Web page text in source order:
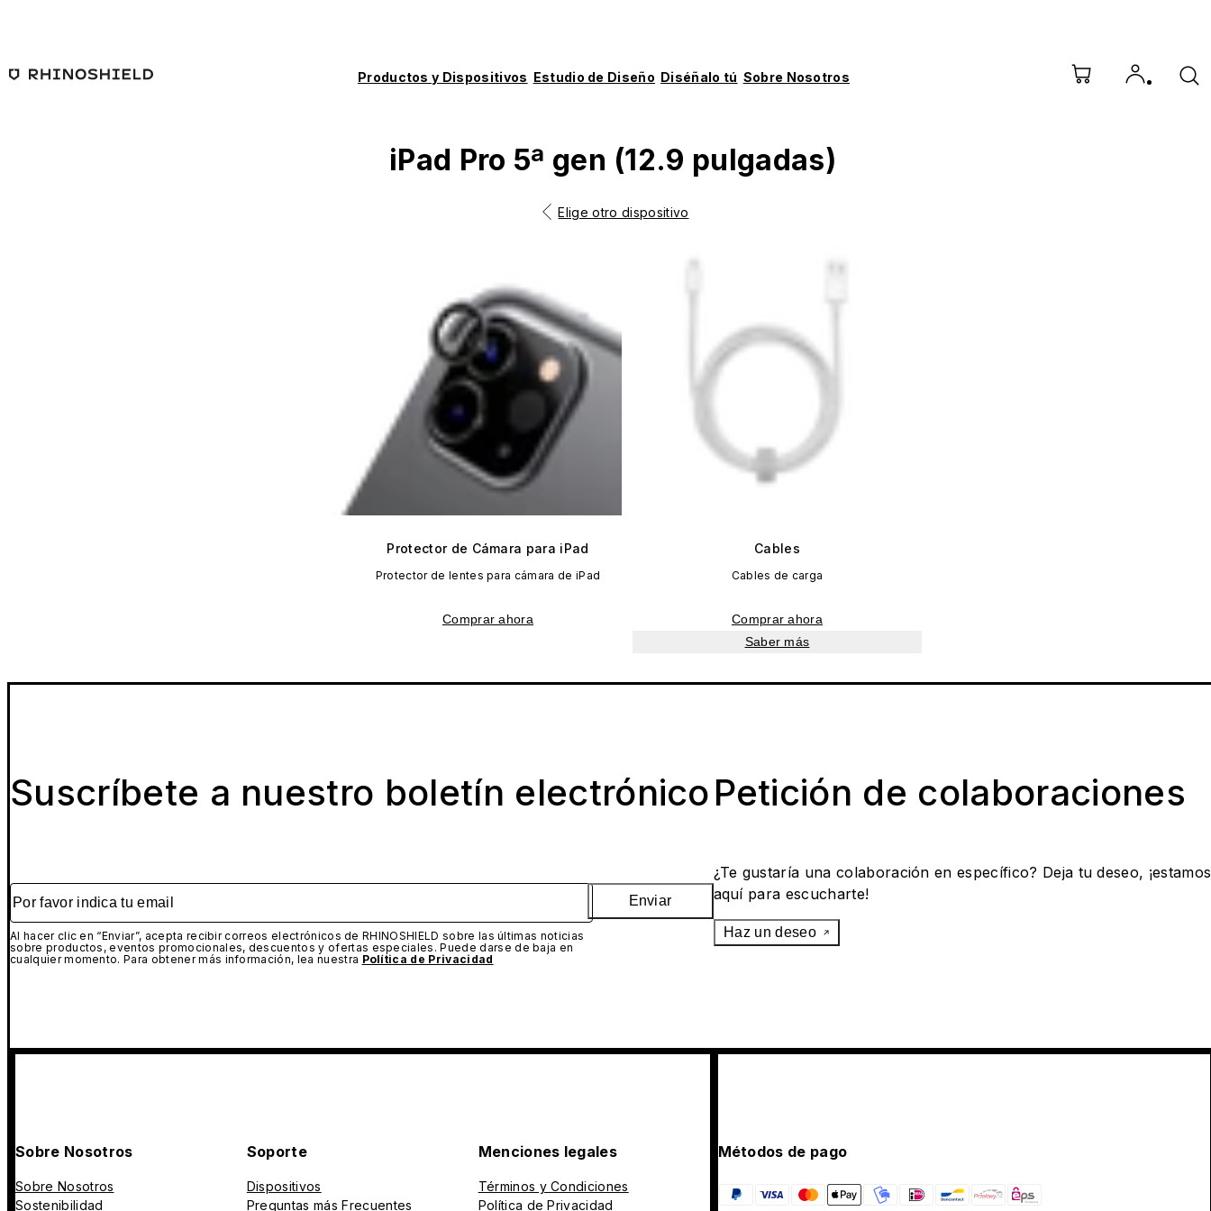
Productos y Dispositivos Estudio de Diseño Diséñalo tú Sobre Nosotros
iPad Pro 5ª gen (12.9 pulgadas)
Elige otro dispositivo
Protector de Cámara para iPad
Protector de lentes para cámara de iPad
Comprar ahora
Cables
Cables de carga
Comprar ahora
Saber más
Suscríbete a nuestro boletín electrónico
Por favor indica tu email
Al hacer clic en “Enviar”, acepta recibir correos electrónicos de RHINOSHIELD sobre las últimas noticias
sobre productos, eventos promocionales, descuentos y ofertas especiales. Puede darse de baja en
cualquier momento. Para obtener más información, lea nuestra Política de Privacidad
Enviar
Petición de colaboraciones
¿Te gustaría una colaboración en específico? Deja tu deseo, ¡estamos
aquí para escucharte!
Haz un deseo
Sobre Nosotros
Sobre Nosotros
Sostenibilidad
Soporte
Dispositivos
Preguntas más Frecuentes
Menciones legales
Términos y Condiciones
Política de Privacidad
Métodos de pago